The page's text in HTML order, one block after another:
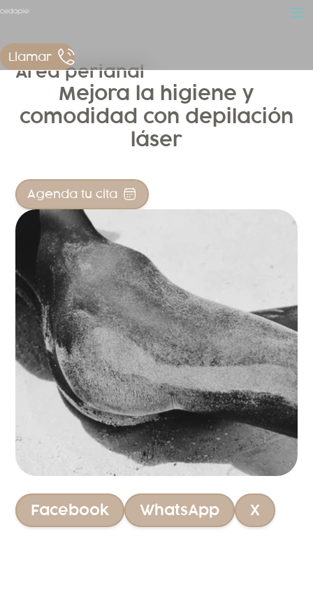
Llamar
Área perianal
Mejora la higiene y
comodidad con depilación
láser
Agenda tu cita
Facebook WhatsApp X